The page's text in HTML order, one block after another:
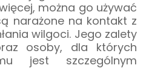
można go używać
narażone na kontakt z
wilgoci. Jego zalety
osoby, dla których
jest szczególnym